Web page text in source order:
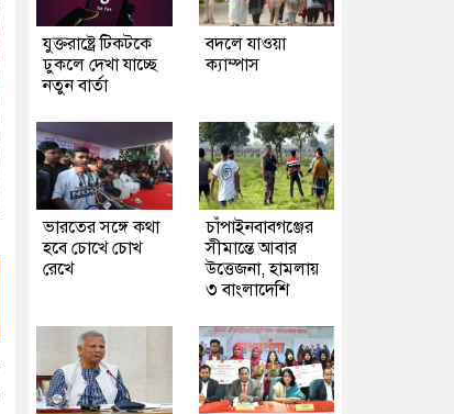
যুক্তরাষ্ট্রে টিকটকে
ঢুকলে দেখা যাচ্ছে
নতুন বার্তা
বদলে যাওয়া
ক্যাম্পাস
ভারতের সঙ্গে কথা
হবে চোখে চোখ
রেখে
চাঁপাইনবাবগঞ্জের
সীমান্তে আবার
উত্তেজনা, হামলায়
৩ বাংলাদেশি